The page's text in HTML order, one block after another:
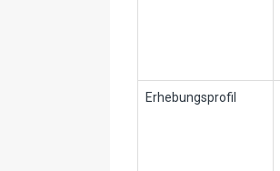
Erhebungsprofil